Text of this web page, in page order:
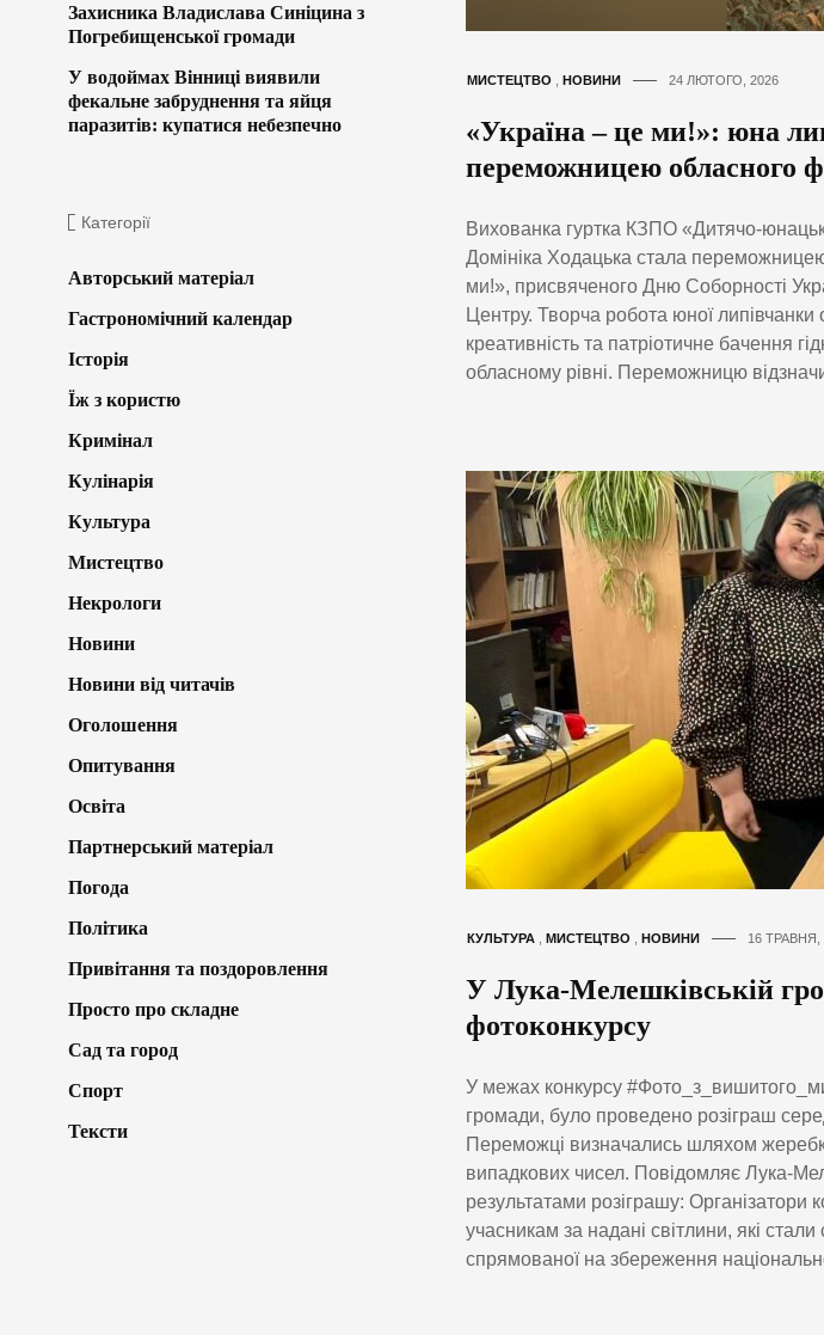
МИСТЕЦТВО НОВИНИ 24 ЛЮТОГО, 2026
«Україна – це ми!»: юна
переможницею обласного
Вихованка гуртка КЗПО «Дитячо-
Домініка Ходацька стала
ми!», присвяченого Дню Соборності
Центру. Творча робота юної липівчанки
креативність та патріотичне бачення
обласному рівні. Переможницю
КУЛЬТУРА, МИСТЕЦТВО НОВИНИ 16 ТРАВНЯ,
У Лука-Мелешківській
фотоконкурсу
У межах конкурсу
громади, було проведено розіграш
Переможці визначались шляхом
випадкових чисел. Повідомляє Лука-
результатами розіграшу: Організатори
учасникам за надані світлини, які стали
спрямованої на збереження
Захисника Владислава Синіцина з
Погребищенської громади
У водоймах Вінниці виявили
фекальне забруднення та яйця
паразитів: купатися небезпечно
Категорії
Авторський матеріал
Гастрономічний календар
Історія
Їж з користю
Кримінал
Кулінарія
Культура
Мистецтво
Некрологи
Новини
Новини від читачів
Оголошення
Опитування
Освіта
Партнерський матеріал
Погода
Політика
Привітання та поздоровлення
Просто про складне
Сад та город
Спорт
Тексти